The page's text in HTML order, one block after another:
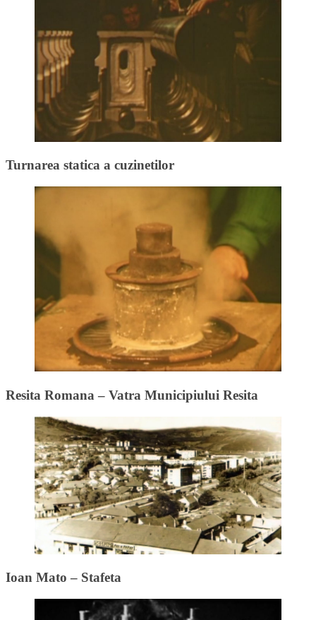
Turnarea statica a cuzinetilor
Resita Romana – Vatra Municipiului Resita
Ioan Mato – Stafeta